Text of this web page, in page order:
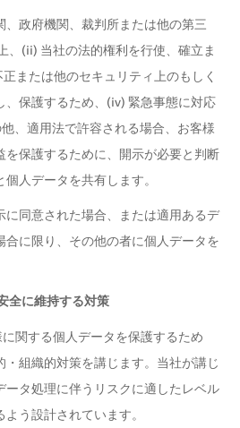
、政府機関、裁判所または他の第三
、(ii) 当社の法的権利を行使、確立ま
または他のセキュリティ上のもしく
、保護するため、(iv) 緊急事態に対応
、適用法で許容される場合、お客様
を保護するために、開示が必要と判断
人データを共有します。
に同意された場合、または適用あるデ
合に限り、その他の者に個人データを
全に維持する対策
関する個人データを保護するため
・組織的対策を講じます。当社が講じ
ータ処理に伴うリスクに適したレベル
う設計されています。